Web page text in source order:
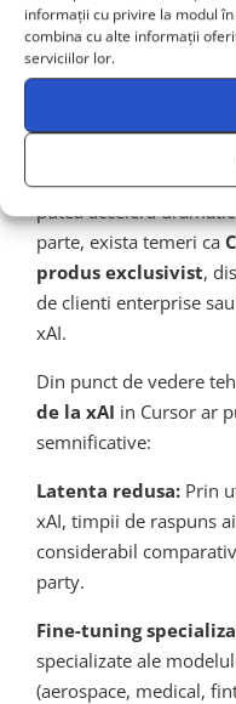
informații cu privire la modul
combina cu alte informații
serviciilor lor.
Din perspectiva unui
tranzactie ridica mai
Comunitatea de
amestec de entuziasm
resursele financiare si
putea accelera
parte, exista temeri ca
produs exclusivist,
de clienti enterprise
xAI.
Din punct de vedere
de la xAI in Cursor ar
semnificative:
Latenta redusa: Prin
xAI, timpii de raspuns
considerabil
party.
Fine-tuning
specializate ale
(aerospace, medical,